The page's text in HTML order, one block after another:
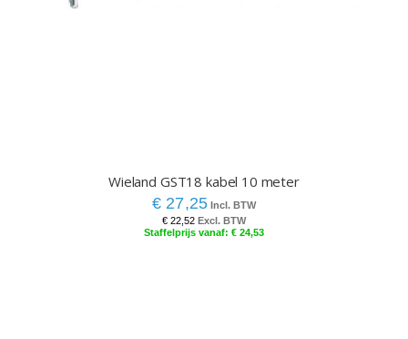
Wieland GST18 kabel 10 meter
€ 27,25
€ 22,52
€ 24,53